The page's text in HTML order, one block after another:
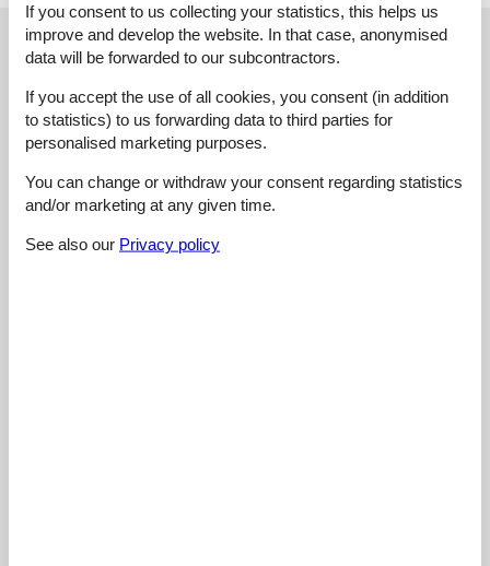
External reviews Our guest reviews External reviews
4,4
Cleaning:
3,0
Location:
Overall:
If you consent to us collecting your statistics, this helps us
improve and develop the website. In that case, anonymised
data will be forwarded to our subcontractors.
If you accept the use of all cookies, you consent (in addition
to statistics) to us forwarding data to third parties for
personalised marketing purposes.
You can change or withdraw your consent regarding statistics
and/or marketing at any given time.
See also our Privacy policy